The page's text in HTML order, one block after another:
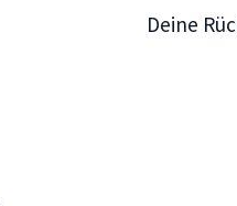
Deine